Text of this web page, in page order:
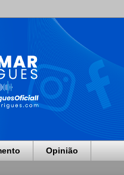
Opinião